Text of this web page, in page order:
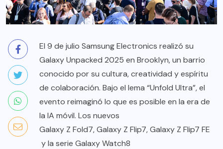
El 9 de julio Samsung Electronics realizó su
Galaxy Unpacked 2025 en Brooklyn, un barrio
conocido por su cultura, creatividad y espíritu
de colaboración. Bajo el lema “Unfold Ultra”, el
evento reimaginó lo que es posible en la era de
la IA móvil. Los nuevos
Galaxy Z Fold7,Galaxy Z Flip7,Galaxy Z Flip7 FE
y la serie Galaxy Watch8